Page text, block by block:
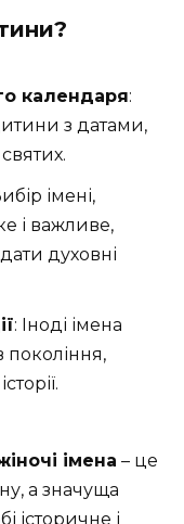
календаря:
з датами,
імені,
і важливе,
духовні
: Іноді імена
покоління,
імена – це
а значуща
історичне і